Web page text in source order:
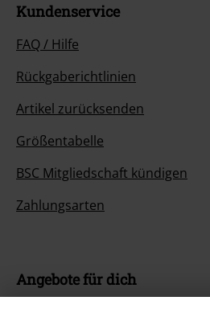
Kundenservice
FAQ / Hilfe
Rückgaberichtlinien
Artikel zurücksenden
Größentabelle
BSC Mitgliedschaft kündigen
Zahlungsarten
Angebote für dich